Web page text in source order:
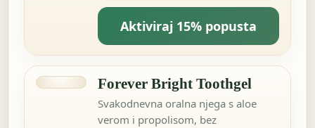
Aktiviraj 15% popusta
Forever Bright Toothgel
Svakodnevna oralna njega s aloe
verom i propolisom, bez